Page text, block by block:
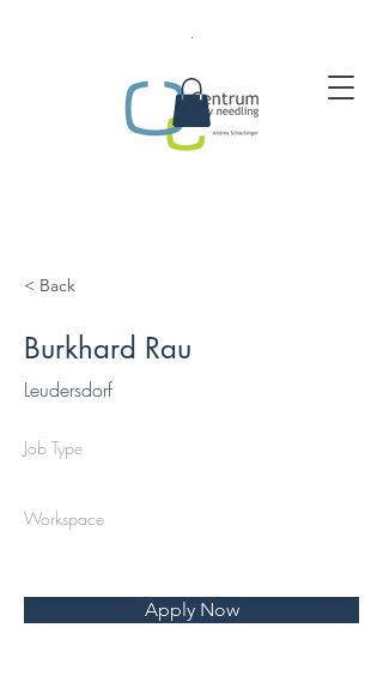
.
< Back
Burkhard Rau
Leudersdorf
Job Type
Workspace
Apply Now